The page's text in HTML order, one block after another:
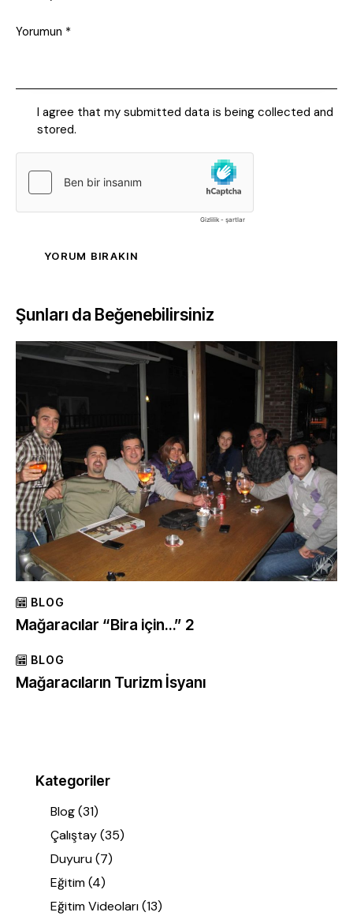
I agree that my submitted data is being collected and
stored.
Şunları da Beğenebilirsiniz
BLOG
Mağaracılar “Bira için…” 2
BLOG
Mağaracıların Turizm İsyanı
Kategoriler
Blog(31)
Çalıştay(35)
Duyuru(7)
Eğitim(4)
Eğitim Videoları(13)